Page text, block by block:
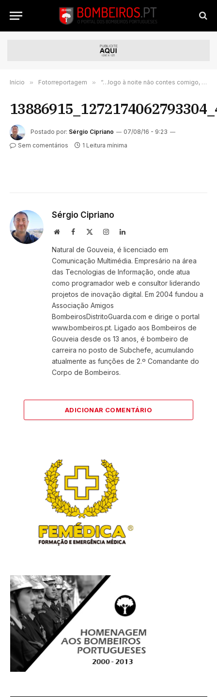
Início » Fotorreportagem » “…logo à noite não contes comigo, nem com o Luís.”
Postado por: Sérgio Cipriano
07/08/16 - 9:23
Sem comentários
1 Leitura mínima
Sérgio Cipriano
WebsiteFacebook InstagramLinkedIn
Natural de Gouveia, é licenciado em
Comunicação Multimédia. Empresário na área
das Tecnologias de Informação, onde atua
como programador web e consultor liderando
projetos de inovação digital. Em 2004 fundou a
Associação Amigos
BombeirosDistritoGuarda.com e dirige o portal
www.bombeiros.pt. Ligado aos Bombeiros de
Gouveia desde os 13 anos, é bombeiro de
carreira no posto de Subchefe, acumulando
atualmente as funções de 2.º Comandante do
Corpo de Bombeiros.
ADICIONAR COMENTÁRIO